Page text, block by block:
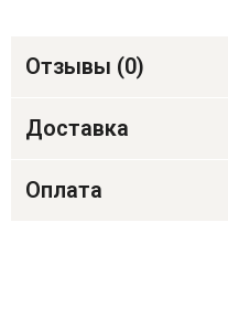
Отзывы (0)
Доставка
Оплата